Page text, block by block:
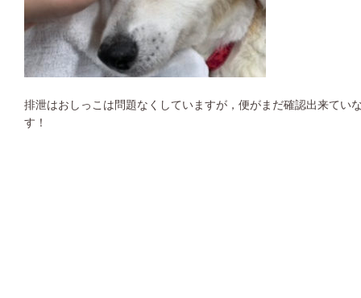
排泄はおしっこは問題なくしていますが，便がまだ確認出来てい
す！